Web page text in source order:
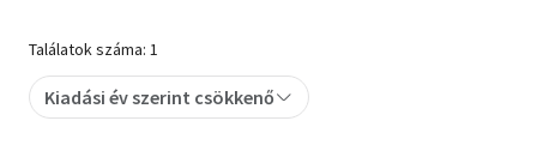
Hobbi, szabadidő
Irodalom
Találatok száma: 1
Kiadási év szerint csökkenő